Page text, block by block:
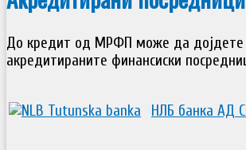
До кредит од МРФП може да дојдете
акредитираните финансиски
НЛБ банка АД